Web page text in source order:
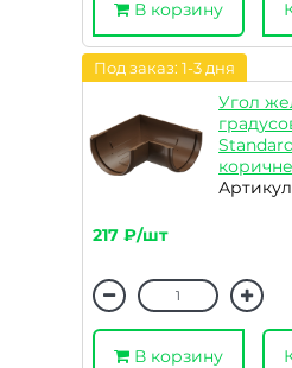
В корзину
Под заказ: 1-3 дня
Угол
217 ₽/шт
В корзину